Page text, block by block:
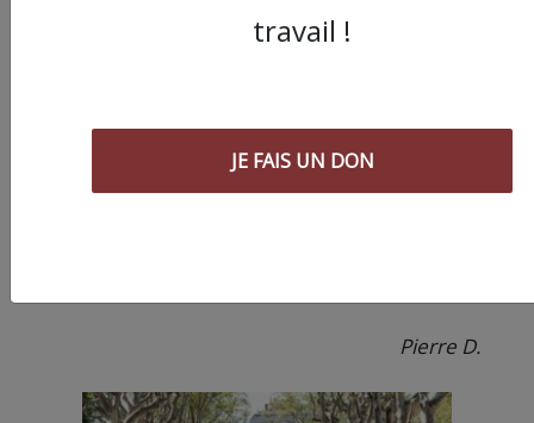
(1) « Fusil d’assaut, casque, gilet pare-
balles… voici le nouvel équipement des
Libération, 17/05/16 (3) « Plus de 50%
des militaires et policiers ont voté FN en
2015 », Libération, 08/01/2016 (4) « En un an,
Pierre D.
travail !
JE FAIS UN DON